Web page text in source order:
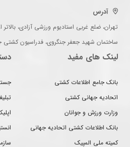
آدرس
تهران، ضلع غربی استادیوم ورزشی آزادی،
ساختمان شهید جعفر جنگروی، فدراسیون کشتی
لینک های مفید
بانک جامع اطلاعات کشتی
اتحادیه جهانی کشتی
وزارت ورزش و جوانان
بانک اطلاعات کشتی اتحادیه جهانی
کمیته ملی المپیک